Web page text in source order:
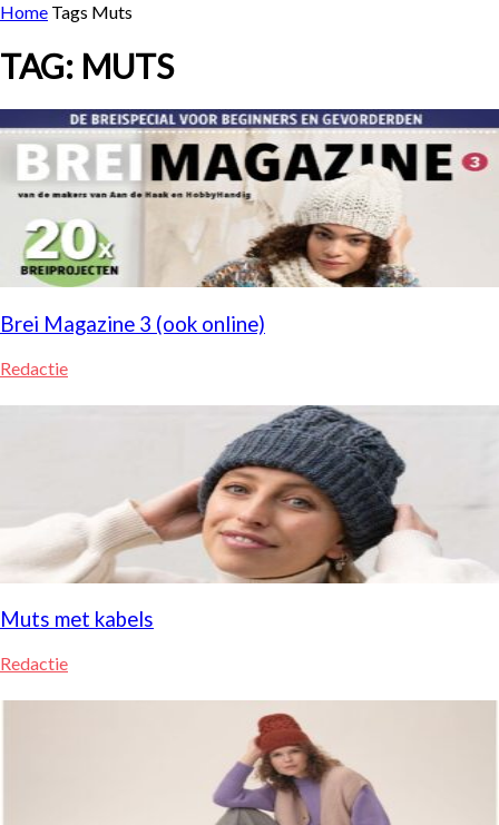
Home Tags Muts
TAG: MUTS
Brei Magazine 3 (ook online)
Redactie
Muts met kabels
Redactie